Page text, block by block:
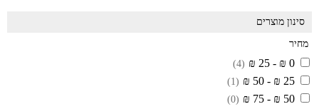
סינון מוצרים
מחיר
0 ₪ - 25 ₪
(4)
25 ₪ - 50 ₪
(1)
50 ₪ - 75 ₪
(0)